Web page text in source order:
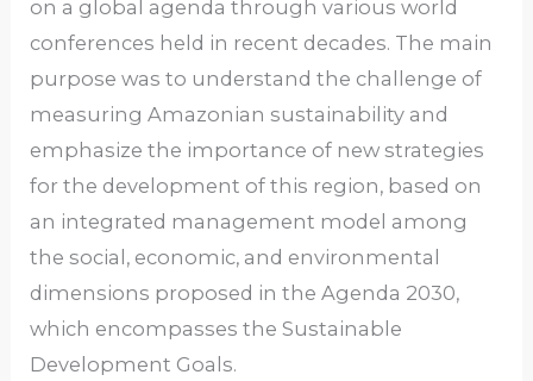
on a global agenda through various world
conferences held in recent decades. The main
purpose was to understand the challenge of
measuring Amazonian sustainability and
emphasize the importance of new strategies
for the development of this region, based on
an integrated management model among
the social, economic, and environmental
dimensions proposed in the Agenda 2030,
which encompasses the Sustainable
Development Goals.